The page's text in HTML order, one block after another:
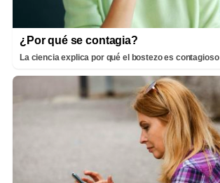
¿Por qué se contagia?
La ciencia explica por qué el bostezo es contagioso